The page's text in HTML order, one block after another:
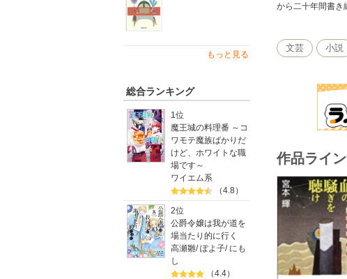
もっと見る
総合ランキング
1位
魔王城の料理番 ～コ
ワモテ魔族ばかりだ
けど、ホワイトな職
場です～
ワイエム系
（4.8）
2位
公爵令嬢は我が道を
場当たり的に行く
高瀬雛/ぽよ子/ にも
し
（4.4）
から二十年間書き
文芸 小説
作品ライ